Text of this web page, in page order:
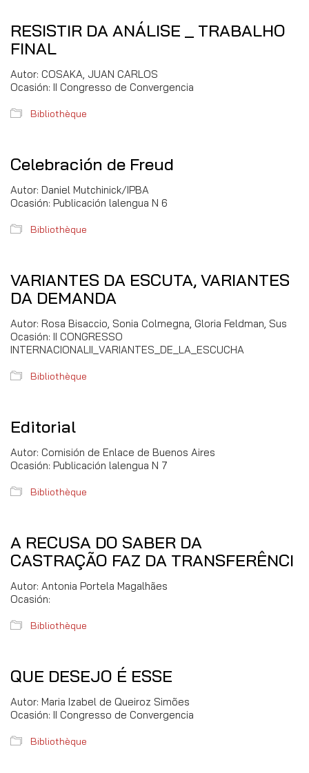
RESISTIR DA ANÁLISE _ TRABALHO
FINAL
Autor: COSAKA, JUAN CARLOS
Ocasión: II Congresso de Convergencia
Bibliothèque
Celebración de Freud
Autor: Daniel Mutchinick/IPBA
Ocasión: Publicación lalengua N 6
Bibliothèque
VARIANTES DA ESCUTA, VARIANTES
DA DEMANDA
Autor: Rosa Bisaccio, Sonia Colmegna, Gloria Feldman, Sus
Ocasión: II CONGRESSO
INTERNACIONALII_VARIANTES_DE_LA_ESCUCHA
Bibliothèque
Editorial
Autor: Comisión de Enlace de Buenos Aires
Ocasión: Publicación lalengua N 7
Bibliothèque
A RECUSA DO SABER DA
CASTRAÇÃO FAZ DA TRANSFERÊNCI
Autor: Antonia Portela Magalhães
Ocasión:
Bibliothèque
QUE DESEJO É ESSE
Autor: Maria Izabel de Queiroz Simões
Ocasión: II Congresso de Convergencia
Bibliothèque